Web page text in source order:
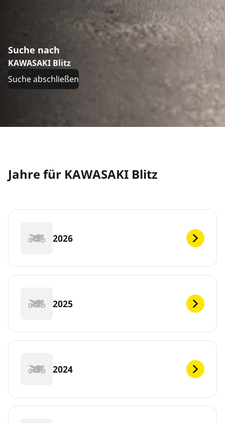
Suche nach
KAWASAKI Blitz
Suche abschließen
Jahre für KAWASAKI Blitz
2026
2025
2024